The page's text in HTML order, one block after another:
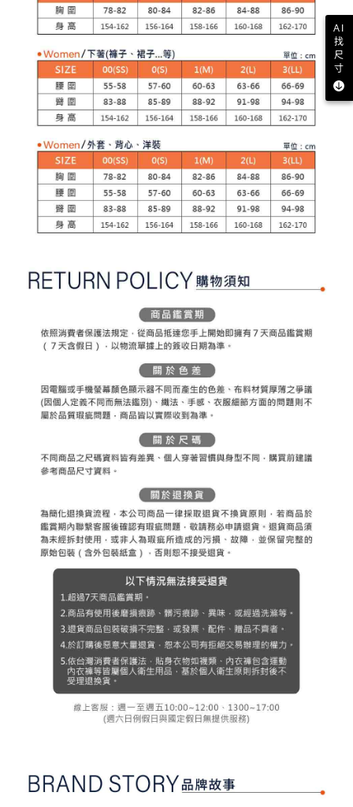
【注意事項】
１．透過由恩沛科技股份有限公司提供之「AFTEE先享後付」服務完成之交
權轉讓予恩沛科技股份有限公司。
２．關於個人資料處理事宜，請瀏覽以下網址：
https://aftee.tw/terms/#terms3
３．未成年的使用者請事先徵得法定代理人或監護人之同意方可使用
「AFTEE先享後付」，若未經同意申辦者引起之損失，本公司不負相關責
任。
４．使用「AFTEE先享後付」時，將依據個別帳號之用戶狀況，依本公司即
時審查核予不同之上限額度；若仍有額度不足之情形，本公司將視審查結果
請求用戶進行身份認證。
５．嚴禁一人註冊多個帳號或使用他人資訊註冊。若發現惡意使用之情形，
恩沛科技股份有限公司將有權停止該用戶之使用額度並採取法律行動。
7-11取貨付款
付款後7-11取貨
免運費
離島宅配
免運費
AI
找
尺
寸